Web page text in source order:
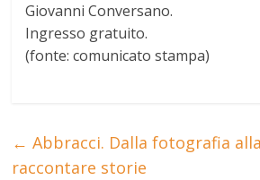
Giovanni Conversano.
Ingresso gratuito.
(fonte: comunicato stampa)
← Abbracci. Dalla fotografia
raccontare storie